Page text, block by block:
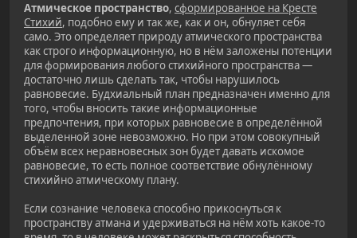
Атмическое пространство, сформированное на Кресте
Стихий, подобно ему и так же, как и он, обнуляет себя
само. Это определяет природу атмического пространства
как строго информационную, но в нём заложены потенции
для формирования любого стихийного пространства —
достаточно лишь сделать так, чтобы нарушилось
равновесие. Будхиальный план предназначен именно для
того, чтобы вносить такие информационные
предпочтения, при которых равновесие в определённой
выделенной зоне невозможно. Но при этом совокупный
объём всех неравновесных зон будет давать искомое
равновесие, то есть полное соответствие обнулённому
стихийно атмическому плану.
Если сознание человека способно прикоснуться к
пространству атмана и удерживаться на нём хоть какое-то